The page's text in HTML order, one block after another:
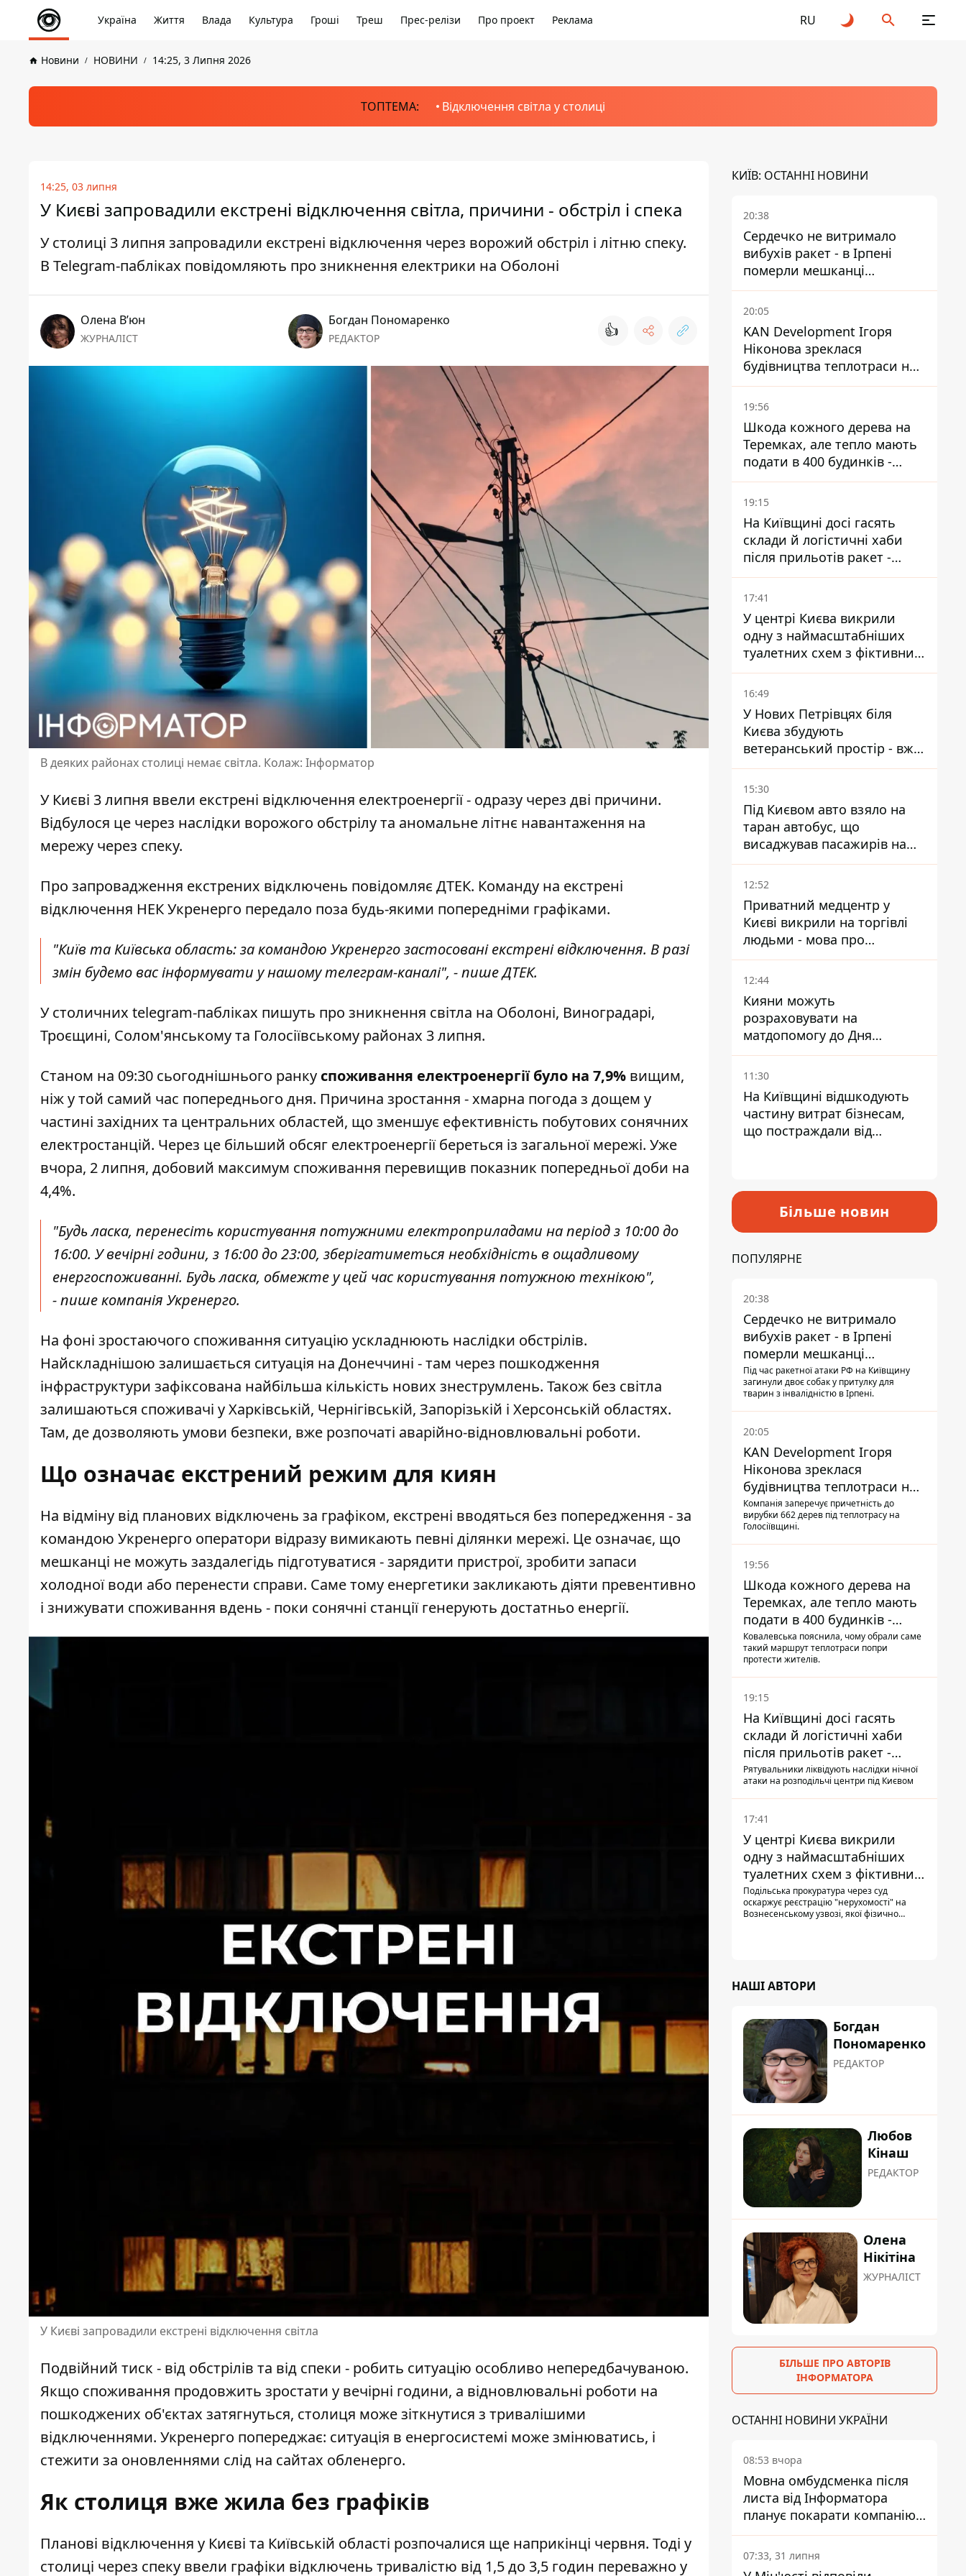
Україна Життя Влада Культура Гроші Треш Прес-релізи Про проект Реклама RU
Новини НОВИНИ 14:25, 3 Липня 2026
ТОПТЕМА: Відключення світла у столиці
14:25, 03 липня
У Києві запровадили екстрені відключення світла, причини - обстріл і спека
У столиці 3 липня запровадили екстрені відключення через ворожий обстріл і літню спеку.
В Telegram-пабліках повідомляють про зникнення електрики на Оболоні
Олена Вʼюн
ЖУРНАЛІСТ
Богдан Пономаренко
РЕДАКТОР 👍
В деяких районах столиці немає світла. Колаж: Інформатор
У Києві 3 липня ввели екстрені відключення електроенергії- одразу через дві причини.
Відбулося це через наслідки ворожого обстрілу та аномальне літнє навантаження на
мережу через спеку.
Про запровадження екстрених відключень повідомляє ДТЕК. Команду на екстрені
відключення НЕК Укренерго передало поза будь-якими попередніми графіками.
"Київ та Київська область: за командою Укренерго застосовані екстрені відключення. В разі
змін будемо вас інформувати у нашому телеграм-каналі", - пише ДТЕК.
У столичних telegram-пабліках пишуть про зникнення світла на Оболоні, Виноградарі,
Троєщині, Солом'янському та Голосіївському районах 3 липня.
Станом на 09:30 сьогоднішнього ранку споживання електроенергії було на 7,9% вищим,
ніж у той самий час попереднього дня. Причина зростання - хмарна погода з дощем у
частині західних та центральних областей, що зменшує ефективність побутових сонячних
електростанцій. Через це більший обсяг електроенергії береться із загальної мережі. Уже
вчора, 2 липня, добовий максимум споживання перевищив показник попередньої доби на
4,4%.
"Будь ласка, перенесіть користування потужними електроприладами на період з 10:00 до
16:00. У вечірні години, з 16:00 до 23:00, зберігатиметься необхідність в ощадливому
енергоспоживанні. Будь ласка, обмежте у цей час користування потужною технікою",
- пишекомпанія Укренерго.
На фоні зростаючого споживання ситуацію ускладнюють наслідки обстрілів.
Найскладнішою залишається ситуація на Донеччині - там через пошкодження
інфраструктури зафіксована найбільша кількість нових знеструмлень. Також без світла
залишаються споживачі у Харківській, Чернігівській, Запорізькій і Херсонській областях.
Там, де дозволяють умови безпеки, вже розпочаті аварійно-відновлювальні роботи.
Що означає екстрений режим для киян
На відміну від планових відключень за графіком, екстрені вводяться без попередження - за
командою Укренерго оператори відразу вимикають певні ділянки мережі. Це означає, що
мешканці не можуть заздалегідь підготуватися - зарядити пристрої, зробити запаси
холодної води або перенести справи. Саме тому енергетики закликають діяти превентивно
і знижувати споживання вдень - поки сонячні станції генерують достатньо енергії.
У Києві запровадили екстрені відключення світла
Подвійний тиск - від обстрілів та від спеки - робить ситуацію особливо непередбачуваною.
Якщо споживання продовжить зростати у вечірні години, а відновлювальні роботи на
пошкоджених об'єктах затягнуться, столиця може зіткнутися з тривалішими
відключеннями. Укренерго попереджає: ситуація в енергосистемі може змінюватись, і
стежити за оновленнями слід на сайтах обленерго.
Як столиця вже жила без графіків
Планові відключення у Києві та Київській області розпочалися ще наприкінці червня. Тоді у
столиці через спеку ввели графіки відключень тривалістю від 1,5 до 3,5 годин переважно у
КИЇВ: ОСТАННІ НОВИНИ
20:38
Сердечко не витримало
вибухів ракет - в Ірпені
померли мешканці
притулку для собак з
інвалідністю
20:05
KAN Development Ігоря
Ніконова зреклася
будівництва теплотраси на
Теремках
19:56
Шкода кожного дерева на
Теремках, але тепло мають
подати в 400 будинків -
депутатка Київради
19:15
На Київщині досі гасять
склади й логістичні хаби
після прильотів ракет -
ДСНС
17:41
У центрі Києва викрили
одну з наймасштабніших
туалетних схем з фіктивним
будинком
16:49
У Нових Петрівцях біля
Києва збудують
ветеранський простір - вже
знайшли проєктанта
15:30
Під Києвом авто взяло на
таран автобус, що
висаджував пасажирів на
зупинці - пасажирка в
лікарні
12:52
Приватний медцентр у
Києві викрили на торгівлі
людьми - мова про
сурогатне материнство
12:44
Кияни можуть
розраховувати на
матдопомогу до Дня
незалежності - кому її
дадуть
11:30
На Київщині відшкодують
частину витрат бізнесам,
що постраждали від
Більше новин
ПОПУЛЯРНЕ
20:38
Сердечко не витримало
вибухів ракет - в Ірпені
померли мешканці
притулку для собак з
інвалідністю
Під час ракетної атаки РФ на Київщину
загинули двоє собак у притулку для
тварин з інвалідністю в Ірпені.
20:05
KAN Development Ігоря
Ніконова зреклася
будівництва теплотраси на
Теремках
Компанія заперечує причетність до
вирубки 662 дерев під теплотрасу на
Голосіївщині.
19:56
Шкода кожного дерева на
Теремках, але тепло мають
подати в 400 будинків -
депутатка Київради
Ковалевська пояснила, чому обрали саме
такий маршрут теплотраси попри
протести жителів.
19:15
На Київщині досі гасять
склади й логістичні хаби
після прильотів ракет -
ДСНС
Рятувальники ліквідують наслідки нічної
атаки на розподільчі центри під Києвом
17:41
У центрі Києва викрили
одну з наймасштабніших
туалетних схем з фіктивним
будинком
Подільська прокуратура через суд
оскаржує реєстрацію "нерухомості" на
Вознесенському узвозі, якої фізично
НАШІ АВТОРИ
Богдан
Пономаренко
РЕДАКТОР
Любов
Кінаш
РЕДАКТОР
Олена
Нікітіна
ЖУРНАЛІСТ
БІЛЬШЕ ПРО АВТОРІВ
ІНФОРМАТОРА
ОСТАННІ НОВИНИ УКРАЇНИ
08:53 вчора
Мовна омбудсменка після
листа від Інформатора
планує покарати компанію-
підрядника ПриватБанку
07:33, 31 липня